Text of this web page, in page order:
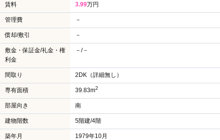
賃料 3.99万円
管理費 －
償却/敷引 －
敷金・保証金/礼金・権
利金
－/－
間取り 2DK（詳細無し）
専有面積 39.83m2
部屋向き 南
建物階数 5階建/4階
築年月 1979年10月